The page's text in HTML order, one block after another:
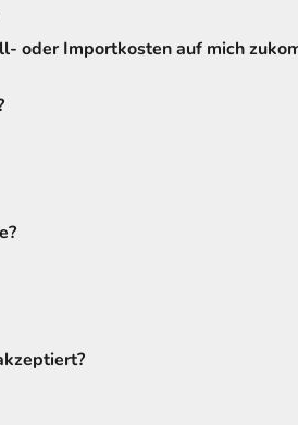
oder Importkosten auf mich